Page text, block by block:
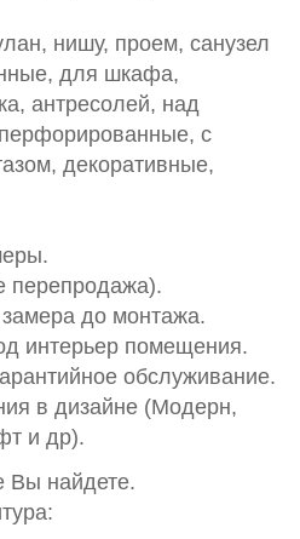
нишу, проем, санузел
для шкафа,
антресолей, над
с
декоративные,
перепродажа).
до монтажа.
интерьер помещения.
обслуживание.
в дизайне (Модерн,
и др).
Вы найдете.